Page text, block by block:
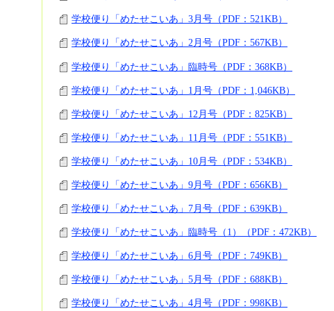
学校便り「めたせこいあ」3月号（PDF：521KB）
学校便り「めたせこいあ」2月号（PDF：567KB）
学校便り「めたせこいあ」臨時号（PDF：368KB）
学校便り「めたせこいあ」1月号（PDF：1,046KB）
学校便り「めたせこいあ」12月号（PDF：825KB）
学校便り「めたせこいあ」11月号（PDF：551KB）
学校便り「めたせこいあ」10月号（PDF：534KB）
学校便り「めたせこいあ」9月号（PDF：656KB）
学校便り「めたせこいあ」7月号（PDF：639KB）
学校便り「めたせこいあ」臨時号（1）（PDF：472KB）
学校便り「めたせこいあ」6月号（PDF：749KB）
学校便り「めたせこいあ」5月号（PDF：688KB）
学校便り「めたせこいあ」4月号（PDF：998KB）